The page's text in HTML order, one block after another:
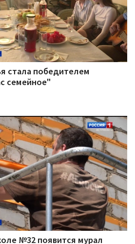
стала победителем
семейное"
№32 появится мурал